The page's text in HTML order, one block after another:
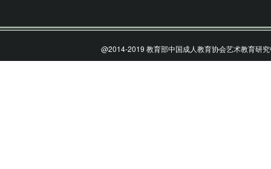
@2014-2019 教育部中国成人教育协会艺术教育研